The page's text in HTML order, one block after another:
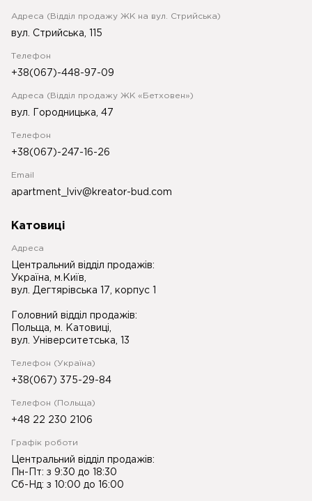
Адреса (Відділ продажу ЖК на вул. Стрийська)
вул. Стрийська, 115
Телефон
+38(067)-448-97-09
Адреса (Відділ продажу ЖК «Бетховен»)
вул. Городницька, 47
Телефон
+38(067)-247-16-26
Email
apartment_lviv@kreator-bud.com
Катовиці
Адреса
Центральний відділ продажів:
Україна, м.Київ,
вул. Дегтярівська 17, корпус 1
Головний відділ продажів:
Польща, м. Катовиці,
вул. Університетська, 13
Телефон (Україна)
+38(067) 375-29-84
Телефон (Польща)
+48 22 230 2106
Графік роботи
Центральний відділ продажів:
Пн-Пт: з 9:30 до 18:30
Сб-Нд: з 10:00 до 16:00